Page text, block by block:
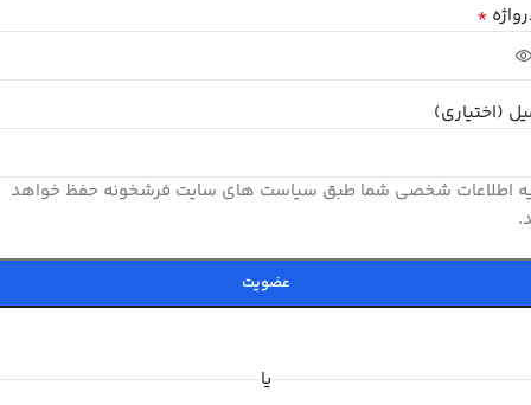
*
(اختیاری)
اطلاعات شخصی شما طبق سیاست های سایت فرشخونه حفظ خواهد
عضویت
یا